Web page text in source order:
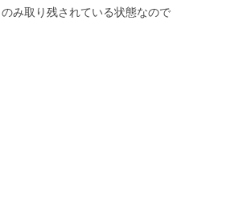
取り残されている状態なので